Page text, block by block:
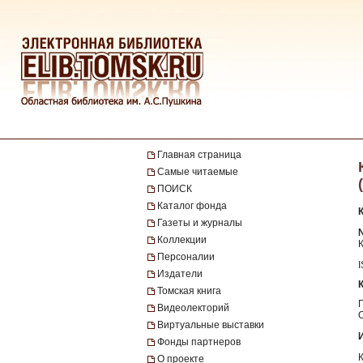
Главная страница
Самые читаемые
ПОИСК
Каталог фонда
Газеты и журналы
Коллекции
Персоналии
Издатели
Томская книга
Видеолекторий
Виртуальные выставки
Фонды партнеров
О проекте